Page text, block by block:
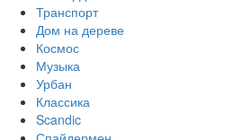
Транспорт
Дом на дереве
Космос
Музыка
Урбан
Классика
Scandic